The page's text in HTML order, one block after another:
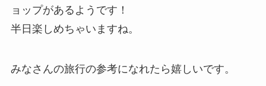
ョップがあるようです！
半日楽しめちゃいますね。
みなさんの旅行の参考になれたら嬉しいです。